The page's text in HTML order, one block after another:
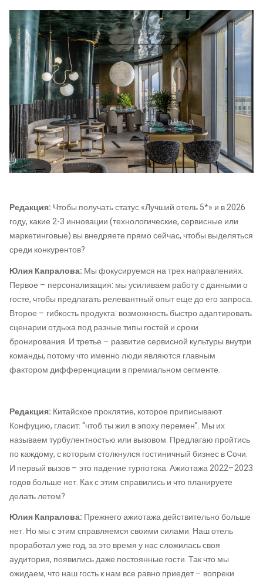
Редакция: Чтобы получать статус «Лучший отель 5*» и в 2026
году, какие 2-3 инновации (технологические, сервисные или
маркетинговые) вы внедряете прямо сейчас, чтобы выделяться
среди конкурентов?
Юлия Капралова: Мы фокусируемся на трех направлениях.
Первое – персонализация: мы усиливаем работу с данными о
госте, чтобы предлагать релевантный опыт еще до его запроса.
Второе – гибкость продукта: возможность быстро адаптировать
сценарии отдыха под разные типы гостей и сроки
бронирования. И третье – развитие сервисной культуры внутри
команды, потому что именно люди являются главным
фактором дифференциации в премиальном сегменте.
Редакция: Китайское проклятие, которое приписывают
Конфуцию, гласит: “чтоб ты жил в эпоху перемен”. Мы их
называем турбулентностью или вызовом. Предлагаю пройтись
по каждому, с которым столкнулся гостиничный бизнес в Сочи.
И первый вызов – это падение турпотока. Ажиотажа 2022–2023
годов больше нет. Как с этим справились и что планируете
делать летом?
Юлия Капралова: Прежнего ажиотажа действительно больше
нет. Но мы с этим справляемся своими силами. Наш отель
проработал уже год, за это время у нас сложилась своя
аудитория, появились даже постоянные гости. Так что мы
ожидаем, что наш гость к нам все равно приедет – вопреки